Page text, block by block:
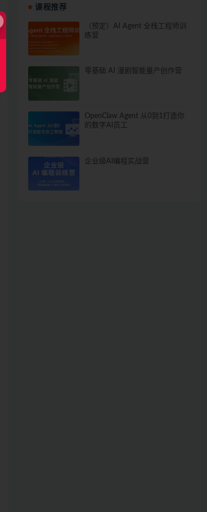
课程推荐
（预定）AI Agent 全栈工程师训
练营
零基础 AI 漫剧智能量产创作营
OpenClaw Agent 从0到1打造你
的数字AI员工
企业级AI编程实战营